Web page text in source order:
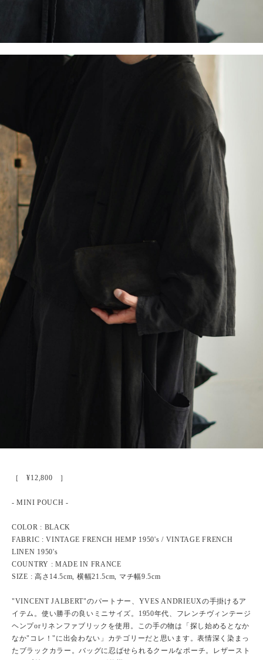
［ ¥12,800 ］
- MINI POUCH -
COLOR : BLACK
FABRIC : VINTAGE FRENCH HEMP 1950's / VINTAGE FRENCH
LINEN 1950's
COUNTRY : MADE IN FRANCE
SIZE : 高さ14.5cm, 横幅21.5cm, マチ幅9.5cm
"VINCENT JALBERT"のパートナー、YVES ANDRIEUXの手掛けるア
イテム。使い勝手の良いミニサイズ。1950年代、フレンチヴィンテージ
ヘンプorリネンファブリックを使用。この手の物は「探し始めるとなか
なか"コレ！"に出会わない」カテゴリーだと思います。表情深く染まっ
たブラックカラー。バッグに忍ばせられるクールなポーチ。レザースト